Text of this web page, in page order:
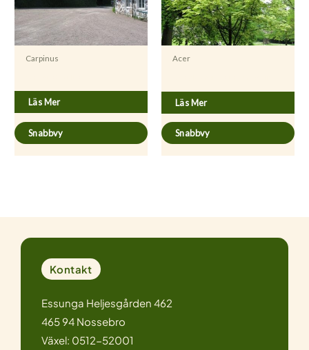
Carpinus
Läs Mer
Snabbvy
Acer
Läs Mer
Snabbvy
Kontakt
Essunga Heljesgården 462
465 94 Nossebro
Växel: 0512-52001